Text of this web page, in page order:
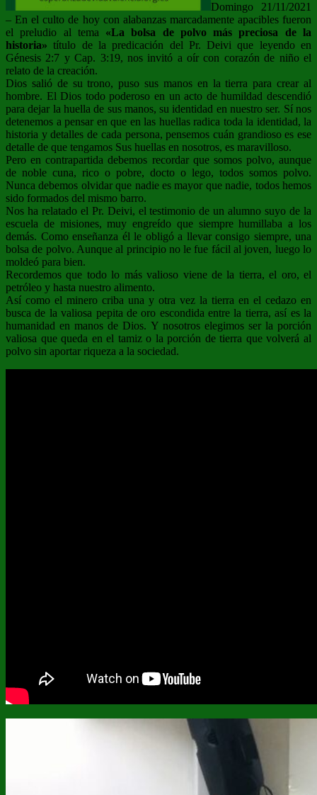
Domingo 21/11/2021
– En el culto de hoy con alabanzas marcadamente apacibles fueron
el preludio al tema «La bolsa de polvo más preciosa de la
historia» título de la predicación del Pr. Deivi que leyendo en
Génesis 2:7 y Cap. 3:19, nos invitó a oír con corazón de niño el
relato de la creación.
Dios salió de su trono, puso sus manos en la tierra para crear al
hombre. El Dios todo poderoso en un acto de humildad descendió
para dejar la huella de sus manos, su identidad en nuestro ser. Sí nos
detenemos a pensar en que en las huellas radica toda la identidad, la
historia y detalles de cada persona, pensemos cuán grandioso es ese
detalle de que tengamos Sus huellas en nosotros, es maravilloso.
Pero en contrapartida debemos recordar que somos polvo, aunque
de noble cuna, rico o pobre, docto o lego, todos somos polvo.
Nunca debemos olvidar que nadie es mayor que nadie, todos hemos
sido formados del mismo barro.
Nos ha relatado el Pr. Deivi, el testimonio de un alumno suyo de la
escuela de misiones, muy engreído que siempre humillaba a los
demás. Como enseñanza él le obligó a llevar consigo siempre, una
bolsa de polvo. Aunque al principio no le fue fácil al joven, luego lo
moldeó para bien.
Recordemos que todo lo más valioso viene de la tierra, el oro, el
petróleo y hasta nuestro alimento.
Así como el minero criba una y otra vez la tierra en el cedazo en
busca de la valiosa pepita de oro escondida entre la tierra, así es la
humanidad en manos de Dios. Y nosotros elegimos ser la porción
valiosa que queda en el tamiz o la porción de tierra que volverá al
polvo sin aportar riqueza a la sociedad.